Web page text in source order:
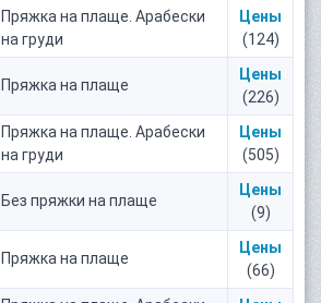
Пряжка на плаще. Арабески
на груди
Цены
(124)
Пряжка на плаще
Цены
(226)
Пряжка на плаще. Арабески
на груди
Цены
(505)
Без пряжки на плаще
Цены
(9)
Пряжка на плаще
Цены
(66)